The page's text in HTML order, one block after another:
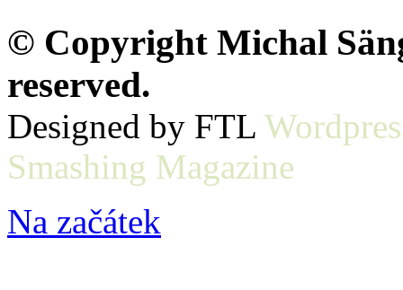
© Copyright Michal
reserved.
Designed by FTL
Smashing Magazine
Na začátek